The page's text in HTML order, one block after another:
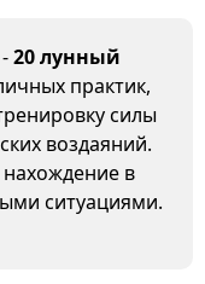
20 лунный
практик,
силы
воздаяний.
в
ситуациями.